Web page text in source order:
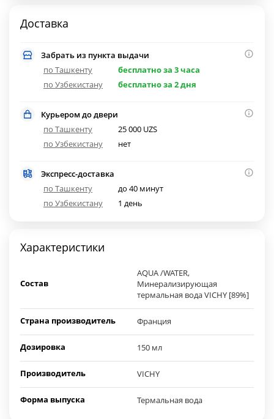
Доставка
Забрать из пункта выдачи
по Ташкенту
бесплатно за 3 часа
по Узбекистану
бесплатно за 2 дня
Курьером до двери
по Ташкенту
25 000 UZS
по Узбекистану
нет
Экспресс-доставка
по Ташкенту
до 40 минут
по Узбекистану
1 день
Характеристики
Состав
AQUA /WATER,
Минерализирующая
термальная вода VICHY [89%]
Страна производитель Франция
Дозировка 150 мл
Производитель VICHY
Форма выпуска Термальная вода